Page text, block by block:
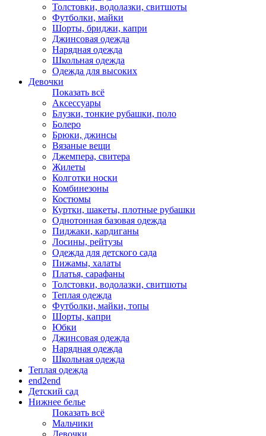
Толстовки, водолазки, свитшоты
Футболки, майки
Шорты, бриджи, капри
Джинсовая одежда
Нарядная одежда
Школьная одежда
Одежда для высоких
Девочки
Показать всё
Аксессуары
Блузки, тонкие рубашки, поло
Болеро
Брюки, джинсы
Вязаные вещи
Джемпера, свитера
Жилеты
Колготки носки
Комбинезоны
Костюмы
Куртки, шакеты, плотные рубашки
Однотонная базовая одежда
Пиджаки, кардиганы
Лосины, рейтузы
Одежда для детского сада
Пижамы, халаты
Платья, сарафаны
Толстовки, водолазки, свитшоты
Теплая одежда
Футболки, майки, топы
Шорты, капри
Юбки
Джинсовая одежда
Нарядная одежда
Школьная одежда
Теплая одежда
end2end
Детский сад
Нижнее белье
Показать всё
Мальчики
Девочки